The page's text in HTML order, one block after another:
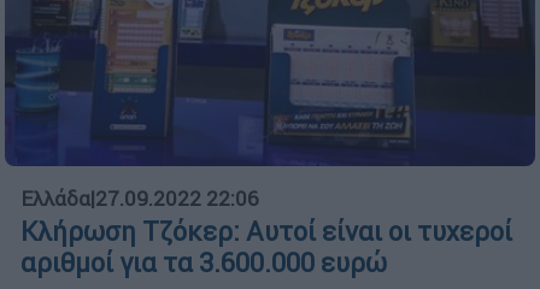
Ελλάδα|27.09.2022 22:06
Κλήρωση Τζόκερ: Αυτοί είναι οι τυχεροί
αριθμοί για τα 3.600.000 ευρώ